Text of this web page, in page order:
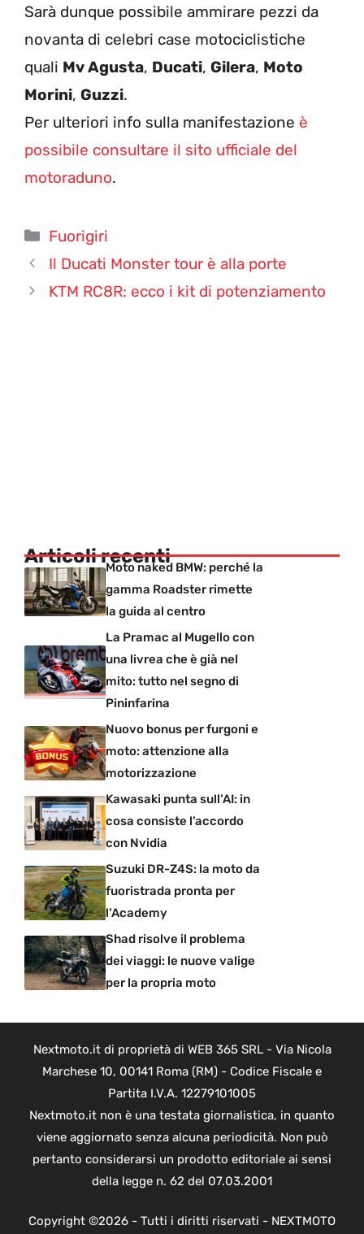
Sarà dunque possibile ammirare pezzi da
novanta di celebri case motociclistiche
quali Mv Agusta, Ducati, Gilera, Moto
Morini, Guzzi.
Per ulteriori info sulla manifestazione è
possibile consultare il sito ufficiale del
motoraduno.
Categorie
Fuorigiri
Il Ducati Monster tour è alla porte
KTM RC8R: ecco i kit di potenziamento
Articoli recentiMoto naked BMW: perché la
gamma Roadster rimette
la guida al centro
La Pramac al Mugello con
una livrea che è già nel
mito: tutto nel segno di
Pininfarina
Nuovo bonus per furgoni e
moto: attenzione alla
motorizzazione
Kawasaki punta sull’AI: in
cosa consiste l’accordo
con Nvidia
Suzuki DR-Z4S: la moto da
fuoristrada pronta per
l’Academy
Shad risolve il problema
dei viaggi: le nuove valige
per la propria moto
Nextmoto.it di proprietà di WEB 365 SRL - Via Nicola
Marchese 10, 00141 Roma (RM) - Codice Fiscale e
Partita I.V.A. 12279101005
Nextmoto.it non è una testata giornalistica, in quanto
viene aggiornato senza alcuna periodicità. Non può
pertanto considerarsi un prodotto editoriale ai sensi
della legge n. 62 del 07.03.2001
Copyright ©2026 - Tutti i diritti riservati - NEXTMOTO